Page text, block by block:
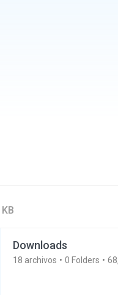
Downloads
18 archivos 0 Folders